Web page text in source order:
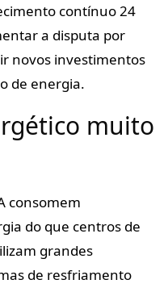
contínuo 24
a disputa por
novos investimentos
de energia.
muito
consomem
do que centros de
grandes
de resfriamento